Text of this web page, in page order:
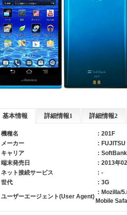
基本情報 詳細情報1 詳細情報2
機種名
：201F
メーカー
： FUJITSU
キャリア
： SoftBank
端末発売日
：2013年
ネット接続サービス
：-
世代
：3G
ユーザーエージェント(User Agent)
：Mozilla/
Mobile